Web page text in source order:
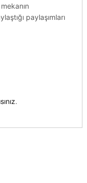
paylaşımları
.